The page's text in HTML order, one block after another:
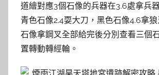
道繪對應3個石像的兵器在3.6處拿兵
青色石像2.4耍大刀，黑色石像4.6拿
石像拿鋼叉全部給完後分別查看三個
置轉動轉經輪。